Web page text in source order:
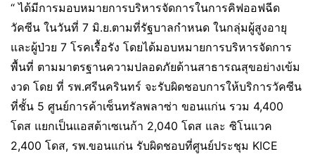
“ ได้มีการมอบหมายการบริหารจัดการในการคิฟออฟฉีด
วัคซีน ในวันที่ 7 มิ.ย.ตามที่รัฐบาลกำหนด ในกลุ่มผู้สูงอายุ
และผู้ป่วย 7 โรคเรื้อรัง โดยได้มอบหมายการบริหารจัดการ
พื้นที่ ตามมาตรฐานความปลอดภัยด้านสาธารณสุขอย่างเข้ม
งวด โดย ที่ รพ.ศรีนครินทร์ จะรับผิดชอบการให้บริการวัคซีน
ที่ชั้น 5 ศูนย์การค้าเซ็นทรัลพลาซ่า ขอนแก่น รวม 4,400
โดส แยกเป็นแอสต้าเซเนก้า 2,040 โดส และ ซิโนแวค
2,400 โดส, รพ.ขอนแก่น รับผิดชอบที่ศูนย์ประชุม KICE